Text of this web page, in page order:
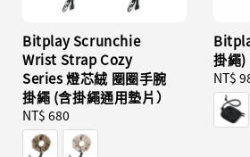
Bitplay Scrunchie
Wrist Strap Cozy
Series 燈芯絨 圈圈手腕
掛繩 (含掛繩通用墊片）
Regular
price
NT$ 680
掛繩)
price
NT$